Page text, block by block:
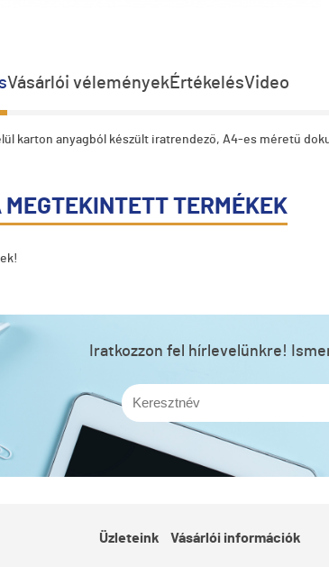
Vásárlói véleményekÉrtékelésVideo
karton anyagból készült iratrendező, A4-es méretű
TERMÉKEK
Iratkozzon fel hírlevelünkre!
Üzleteink Vásárlói információk